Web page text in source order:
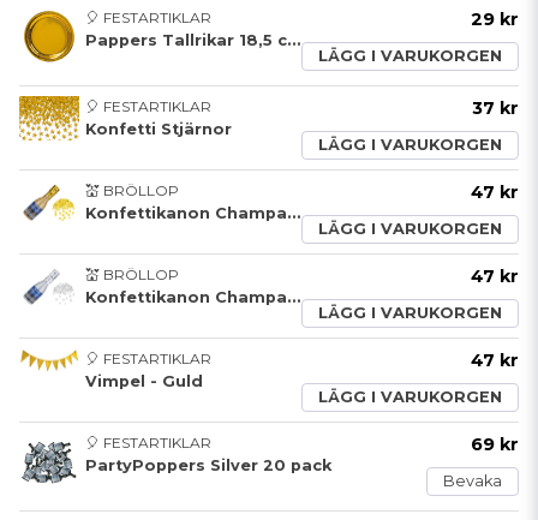
🎈 FESTARTIKLAR
Pappers Tallrikar 18,5 cm Guld
29 kr
LÄGG I VARUKORGEN
🎈 FESTARTIKLAR
Konfetti Stjärnor
37 kr
LÄGG I VARUKORGEN
💒 BRÖLLOP
Konfettikanon Champagneflaska Guld
47 kr
LÄGG I VARUKORGEN
💒 BRÖLLOP
Konfettikanon Champagneflaska Silver
47 kr
LÄGG I VARUKORGEN
🎈 FESTARTIKLAR
Vimpel - Guld
47 kr
LÄGG I VARUKORGEN
🎈 FESTARTIKLAR
PartyPoppers Silver 20 pack
69 kr
Bevaka